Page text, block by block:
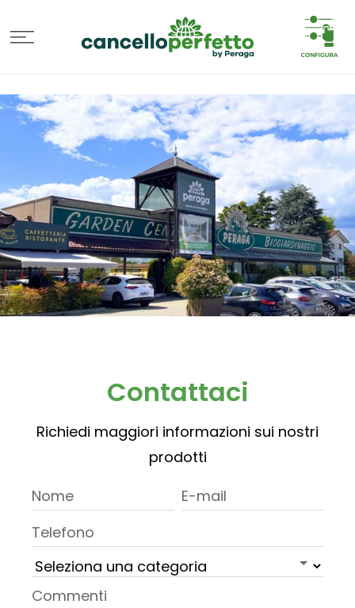
Contattaci
Richiedi maggiori informazioni sui nostri
prodotti